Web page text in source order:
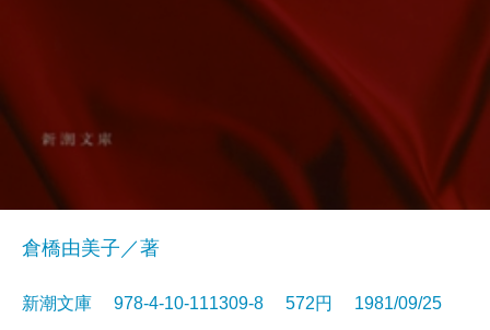
倉橋由美子／著
新潮文庫 978-4-10-111309-8 572円 1981/09/25